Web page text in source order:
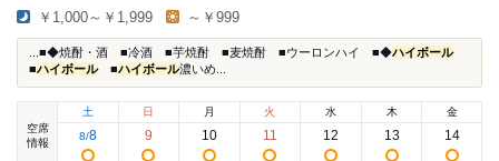
￥1,000～￥1,999 ～￥999
...■◆焼酎・酒 ■冷酒 ■芋焼酎 ■麦焼酎 ■ウーロンハイ ■◆ハイボール
■ハイボール■ハイボール濃いめ...
空席
情報
土
8/8
日
9
月
10
火
11
水
12
木
13
金
14